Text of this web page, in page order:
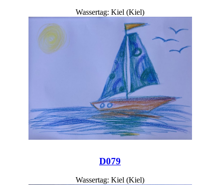
Wassertag: Kiel (Kiel)
D079
Wassertag: Kiel (Kiel)